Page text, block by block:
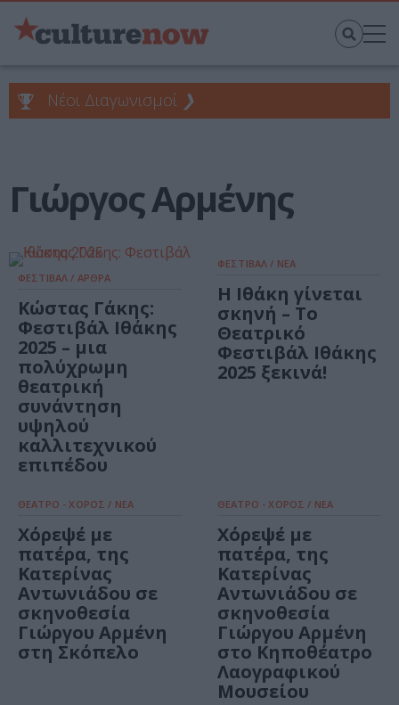
Νέοι Διαγωνισμοί ❯
Γιώργος Αρμένης
ΦΕΣΤΙΒΑΛ / ΑΡΘΡΑ
Κώστας Γάκης:
Φεστιβάλ Ιθάκης
2025 – μια
πολύχρωμη
θεατρική
συνάντηση
υψηλού
καλλιτεχνικού
επιπέδου
ΦΕΣΤΙΒΑΛ / ΝΕΑ
Η Ιθάκη γίνεται
σκηνή – Το
Θεατρικό
Φεστιβάλ Ιθάκης
2025 ξεκινά!
ΘΕΑΤΡΟ - ΧΟΡΟΣ / ΝΕΑ
Χόρεψέ με
πατέρα, της
Κατερίνας
Αντωνιάδου σε
σκηνοθεσία
Γιώργου Αρμένη
στη Σκόπελο
ΘΕΑΤΡΟ - ΧΟΡΟΣ / ΝΕΑ
Χόρεψέ με
πατέρα, της
Κατερίνας
Αντωνιάδου σε
σκηνοθεσία
Γιώργου Αρμένη
στο Κηποθέατρο
Λαογραφικού
Μουσείου